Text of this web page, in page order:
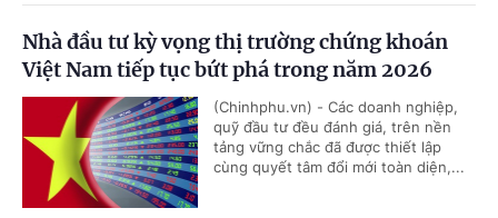
Nhà đầu tư kỳ vọng thị trường chứng khoán
Việt Nam tiếp tục bứt phá trong năm 2026
(Chinhphu.vn) - Các doanh nghiệp,
quỹ đầu tư đều đánh giá, trên nền
tảng vững chắc đã được thiết lập
cùng quyết tâm đổi mới toàn diện,...